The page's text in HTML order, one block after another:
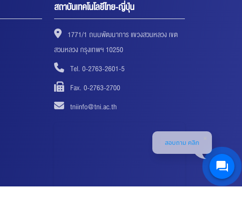
สถาบันเทคโนโลยีไทย-ญี่ปุ่น
1771/1 ถนนพัฒนาการ แขวงสวนหลวง เขต
สวนหลวง กรุงเทพฯ 10250
Tel. 0-2763-2601-5
Fax. 0-2763-2700
tniinfo@tni.ac.th
สอบถาม คลิก